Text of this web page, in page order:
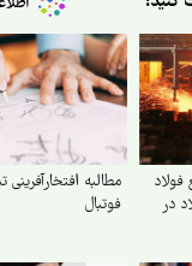
مطالبه افتخارآفرینی تیم ملی